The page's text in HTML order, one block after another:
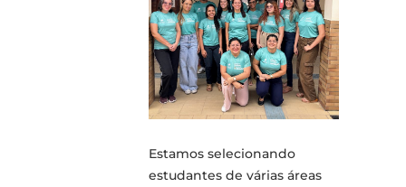
Estamos selecionando
estudantes de várias áreas